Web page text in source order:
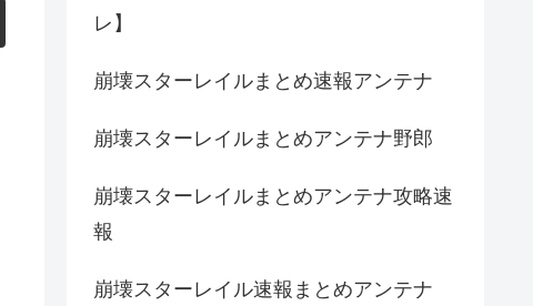
レ】
崩壊スターレイルまとめ速報アンテナ
崩壊スターレイルまとめアンテナ野郎
崩壊スターレイルまとめアンテナ攻略速
報
崩壊スターレイル速報まとめアンテナ